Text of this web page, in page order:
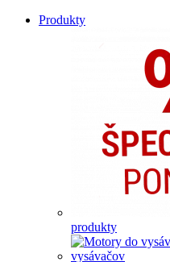
Produkty
produkty